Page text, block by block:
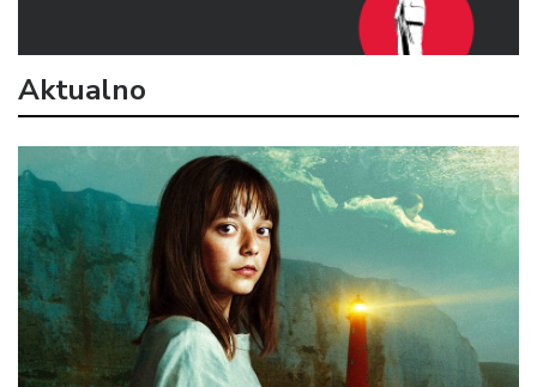
Aktualno